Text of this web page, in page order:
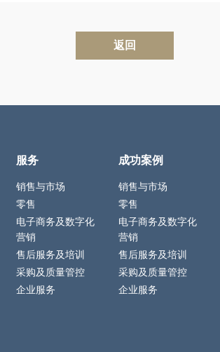
返回
服务
销售与市场
零售
电子商务及数字化
营销
售后服务及培训
采购及质量管控
企业服务
成功案例
销售与市场
零售
电子商务及数字化
营销
售后服务及培训
采购及质量管控
企业服务